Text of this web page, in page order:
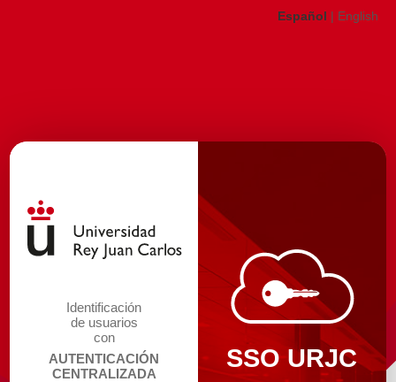
Español | English
Identificación
de usuarios
con
AUTENTICACIÓN
CENTRALIZADA
SSO URJC